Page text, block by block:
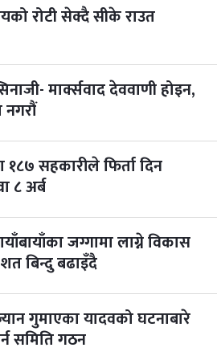
रोटी सेक्दै सीके राउत
मार्क्सवाद देववाणी होइन,
१८७ सहकारीले फिर्ता दिन
८ अर्ब
जग्गामा लाग्ने विकास
बिन्दु बढाइँदै
गुमाएका यादवको घटनाबारे
समिति गठन